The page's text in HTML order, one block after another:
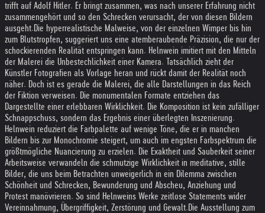
trifft auf Adolf Hitler. Er bringt zusammen, was nach unserer Erfahrung nicht
zusammengehört und so den Schrecken verursacht, der von diesen Bildern
ausgeht. Die hyperrealistische Malweise, von der einzelnen Wimper bis hin
zum Blutstropfen, suggeriert uns eine atemberaubende Präzision, die nur der
schockierenden Realität entspringen kann. Helnwein imitiert mit den Mitteln
der Malerei die Unbestechlichkeit einer Kamera. Tatsächlich zieht der
Künstler Fotografien als Vorlage heran und rückt damit der Realität noch
näher. Doch ist es gerade die Malerei, die alle Darstellungen in das Reich
der Fiktion verweisen. Die monumentalen Formate entziehen das
Dargestellte einer erlebbaren Wirklichkeit. Die Komposition ist kein zufälliger
Schnappschuss, sondern das Ergebnis einer überlegten Inszenierung.
Helnwein reduziert die Farbpalette auf wenige Töne, die er in manchen
Bildern bis zur Monochromie steigert, um auch im engsten Farbspektrum die
größtmögliche Nuancierung zu erzielen. Die Exaktheit und Sauberkeit seiner
Arbeitsweise verwandeln die schmutzige Wirklichkeit in meditative, stille
Bilder, die uns beim Betrachten unweigerlich in ein Dilemma zwischen
Schönheit und Schrecken, Bewunderung und Abscheu, Anziehung und
Protest manövrieren. So sind Helnweins Werke zeitlose Statements wider
Vereinnahmung, Übergriffigkeit, Zerstörung und Gewalt. Die Ausstellung zum